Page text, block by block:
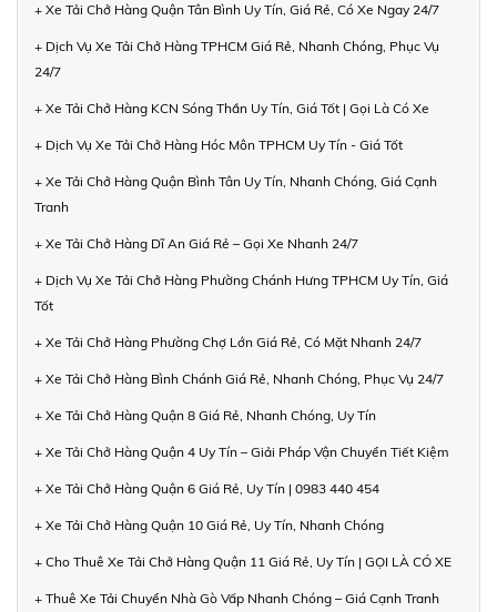
+ Xe Tải Chở Hàng Quận Tân Bình Uy Tín, Giá Rẻ, Có Xe Ngay 24/7
+ Dịch Vụ Xe Tải Chở Hàng TPHCM Giá Rẻ, Nhanh Chóng, Phục Vụ
24/7
+ Xe Tải Chở Hàng KCN Sóng Thần Uy Tín, Giá Tốt | Gọi Là Có Xe
+ Dịch Vụ Xe Tải Chở Hàng Hóc Môn TPHCM Uy Tín - Giá Tốt
+ Xe Tải Chở Hàng Quận Bình Tân Uy Tín, Nhanh Chóng, Giá Cạnh
Tranh
+ Xe Tải Chở Hàng Dĩ An Giá Rẻ – Gọi Xe Nhanh 24/7
+ Dịch Vụ Xe Tải Chở Hàng Phường Chánh Hưng TPHCM Uy Tín, Giá
Tốt
+ Xe Tải Chở Hàng Phường Chợ Lớn Giá Rẻ, Có Mặt Nhanh 24/7
+ Xe Tải Chở Hàng Bình Chánh Giá Rẻ, Nhanh Chóng, Phục Vụ 24/7
+ Xe Tải Chở Hàng Quận 8 Giá Rẻ, Nhanh Chóng, Uy Tín
+ Xe Tải Chở Hàng Quận 4 Uy Tín – Giải Pháp Vận Chuyển Tiết Kiệm
+ Xe Tải Chở Hàng Quận 6 Giá Rẻ, Uy Tín | 0983 440 454
+ Xe Tải Chở Hàng Quận 10 Giá Rẻ, Uy Tín, Nhanh Chóng
+ Cho Thuê Xe Tải Chở Hàng Quận 11 Giá Rẻ, Uy Tín | GỌI LÀ CÓ XE
+ Thuê Xe Tải Chuyển Nhà Gò Vấp Nhanh Chóng – Giá Cạnh Tranh